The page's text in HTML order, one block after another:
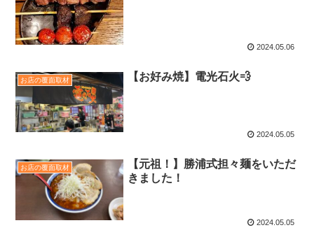
2024.05.06
お店の覆面取材 【お好み焼】電光石火💨
2024.05.05
お店の覆面取材
【元祖！】勝浦式担々麺をいただ
きました！
2024.05.05